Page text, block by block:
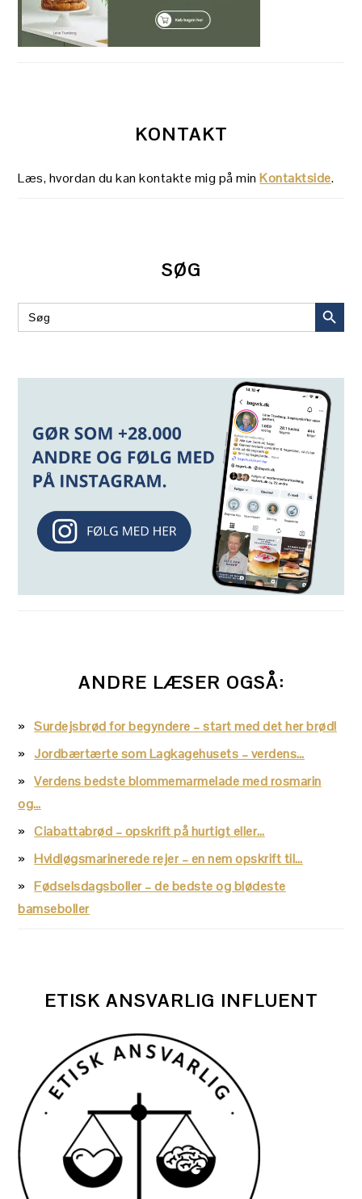
KONTAKT
Læs, hvordan du kan kontakte mig på minKontaktside.
SØG
Search
for:
SEARCH
ANDRE LÆSER OGSÅ:
Surdejsbrød for begyndere – start med det her brød!
Jordbærtærte som Lagkagehusets – verdens…
Verdens bedste blommemarmelade med rosmarin
og…
Ciabattabrød – opskrift på hurtigt eller…
Hvidløgsmarinerede rejer – en nem opskrift til…
Fødselsdagsboller – de bedste og blødeste
bamseboller
ETISK ANSVARLIG INFLUENT